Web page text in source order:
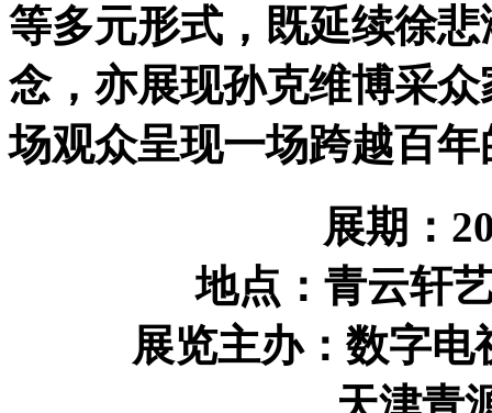
等多元形式，既延续徐
念，亦展现孙克维博采
场观众呈现一场跨越百
展期 ：
地点 ：青云轩
展览主办：数字